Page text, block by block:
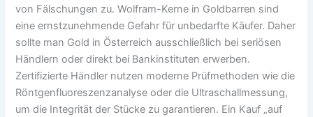
von Fälschungen zu. Wolfram-Kerne in Goldbarren sind
eine ernstzunehmende Gefahr für unbedarfte Käufer. Daher
sollte man Gold in Österreich ausschließlich bei seriösen
Händlern oder direkt bei Bankinstituten erwerben.
Zertifizierte Händler nutzen moderne Prüfmethoden wie die
Röntgenfluoreszenzanalyse oder die Ultraschallmessung,
um die Integrität der Stücke zu garantieren. Ein Kauf „auf